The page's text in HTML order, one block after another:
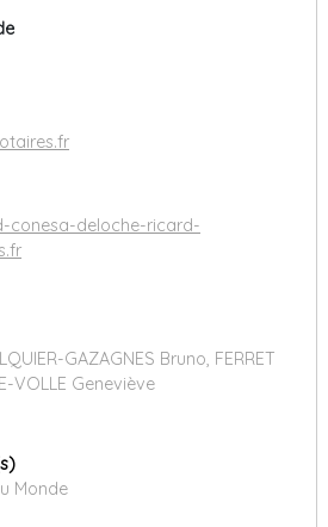
conesa-deloche-ricard-
GAZAGNES Bruno, FERRET
VOLLE Geneviève
Monde